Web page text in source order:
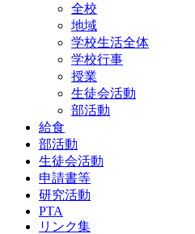
全校
地域
学校生活全体
学校行事
授業
生徒会活動
部活動
給食
部活動
生徒会活動
申請書等
研究活動
PTA
リンク集